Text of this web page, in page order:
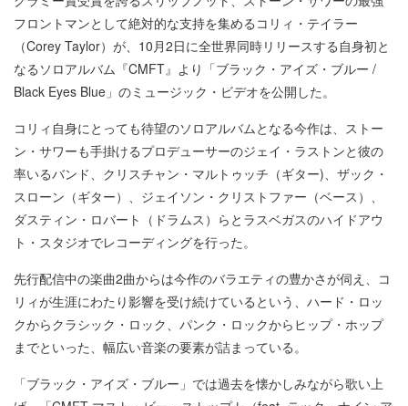
フロントマンとして絶対的な支持を集めるコリィ・テイラー
（Corey Taylor）が、10月2日に全世界同時リリースする自身初と
なるソロアルバム『CMFT』より「ブラック・アイズ・ブルー /
Black Eyes Blue」のミュージック・ビデオを公開した。
コリィ自身にとっても待望のソロアルバムとなる今作は、ストー
ン・サワーも手掛けるプロデューサーのジェイ・ラストンと彼の
率いるバンド、クリスチャン・マルトゥッチ（ギター)、ザック・
スローン（ギター）、ジェイソン・クリストファー（ベース）、
ダスティン・ロバート（ドラムス）らとラスベガスのハイドアウ
ト・スタジオでレコーディングを行った。
先行配信中の楽曲2曲からは今作のバラエティの豊かさが伺え、コ
リィが生涯にわたり影響を受け続けているという、ハード・ロッ
クからクラシック・ロック、パンク・ロックからヒップ・ホップ
までといった、幅広い音楽の要素が詰まっている。
「ブラック・アイズ・ブルー」では過去を懐かしみながら歌い上